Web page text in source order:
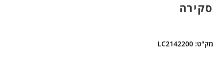
סקירה
מק"ט: LC2142200